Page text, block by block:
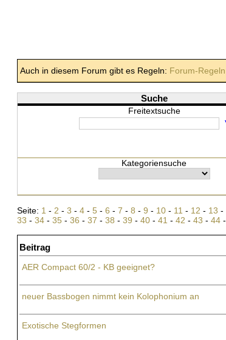
Auch in diesem Forum gibt es Regeln: Forum-Regeln
Suche
Freitextsuche
Kategoriensuche
Seite: 1 - 2 - 3 - 4 - 5 - 6 - 7 - 8 - 9 - 10 - 11 - 12 - 13 -
33 - 34 - 35 - 36 - 37 - 38 - 39 - 40 - 41 - 42 - 43 - 44 -
Beitrag
AER Compact 60/2 - KB geeignet?
neuer Bassbogen nimmt kein Kolophonium an
Exotische Stegformen